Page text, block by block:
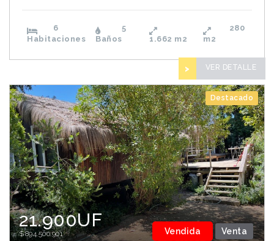
6
Habitaciones
5
Baños
1.662 m2
280
m2
> VER DETALLE
Vendida Venta
Destacado
21.900UF
$894.500.901